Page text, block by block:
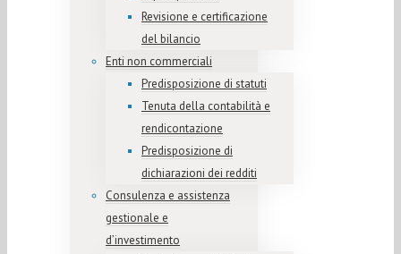
Revisione e certificazione
del bilancio
Enti non commerciali
Predisposizione di statuti
Tenuta della contabilità e
rendicontazione
Predisposizione di
dichiarazioni dei redditi
Consulenza e assistenza
gestionale e
d’investimento